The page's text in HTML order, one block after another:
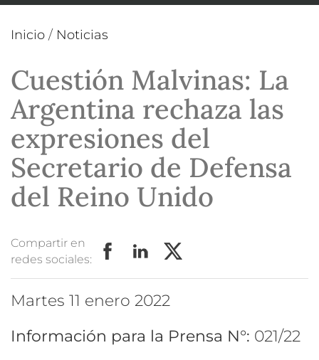
Inicio / Noticias
Cuestión Malvinas: La
Argentina rechaza las
expresiones del
Secretario de Defensa
del Reino Unido
Compartir en
redes sociales:
martes 11 enero 2022
Información para la Prensa N°: 021/22